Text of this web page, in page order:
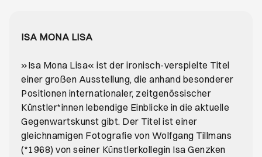
ISA MONA LISA
»Isa Mona Lisa« ist der ironisch-verspielte Titel
einer großen Ausstellung, die anhand besonderer
Positionen internationaler, zeitgenössischer
Künstler*innen lebendige Einblicke in die aktuelle
Gegenwartskunst gibt. Der Titel ist einer
gleichnamigen Fotografie von Wolfgang Tillmans
(*1968) von seiner Künstlerkollegin Isa Genzken